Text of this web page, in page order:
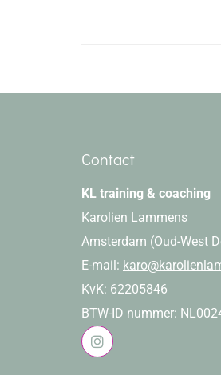
Contact
KL training & coaching
Karolien Lammens
Amsterdam (Oud-West
E-mail:
KvK: 62205846
BTW-ID nummer: